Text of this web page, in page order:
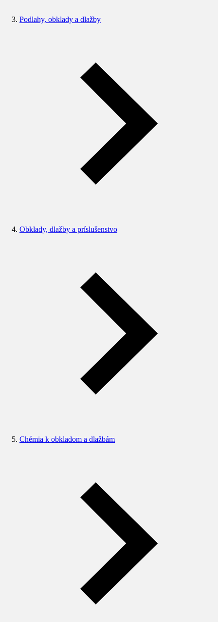
Podlahy, obklady a dlažby
Obklady, dlažby a príslušenstvo
Chémia k obkladom a dlažbám